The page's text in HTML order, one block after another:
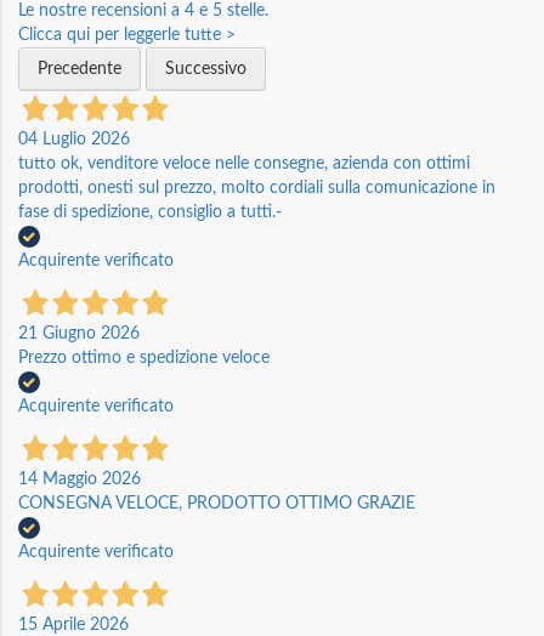
Le nostre recensioni a 4 e 5 stelle.
Clicca qui per leggerle tutte >
Precedente
Successivo
04 Luglio 2026
tutto ok, venditore veloce nelle consegne, azienda con ottimi
prodotti, onesti sul prezzo, molto cordiali sulla comunicazione in
fase di spedizione, consiglio a tutti.-
Acquirente verificato
21 Giugno 2026
Prezzo ottimo e spedizione veloce
Acquirente verificato
14 Maggio 2026
CONSEGNA VELOCE, PRODOTTO OTTIMO GRAZIE
Acquirente verificato
15 Aprile 2026